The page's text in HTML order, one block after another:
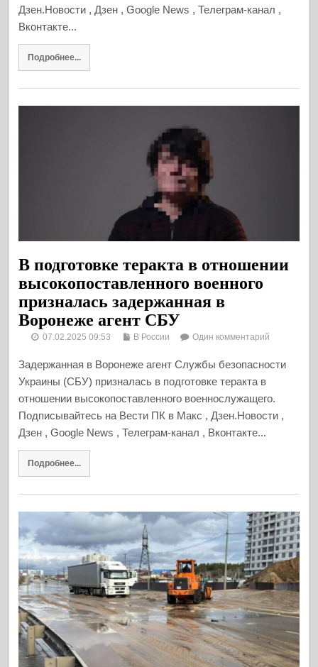
Дзен.Новости , Дзен , Google News , Телеграм-канал ,
Вконтакте...
Подробнее...
В подготовке теракта в отношении
высокопоставленного военного
призналась задержанная в
Воронеже агент СБУ
07.02.2025 09:53 В России Один комментарий
Задержанная в Воронеже агент Службы безопасности
Украины (СБУ) призналась в подготовке теракта в
отношении высокопоставленного военнослужащего.
Подписывайтесь на Вести ПК в Макс , Дзен.Новости ,
Дзен , Google News , Телеграм-канал , Вконтакте...
Подробнее...